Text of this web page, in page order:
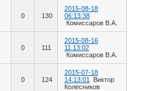
0 130
2015-08-18
06:13:38
Комиссаров В.А.
0 111
2015-08-16
11:13:02
Комиссаров В.А.
0 124
2015-07-18
14:13:01
Виктор
Колесников